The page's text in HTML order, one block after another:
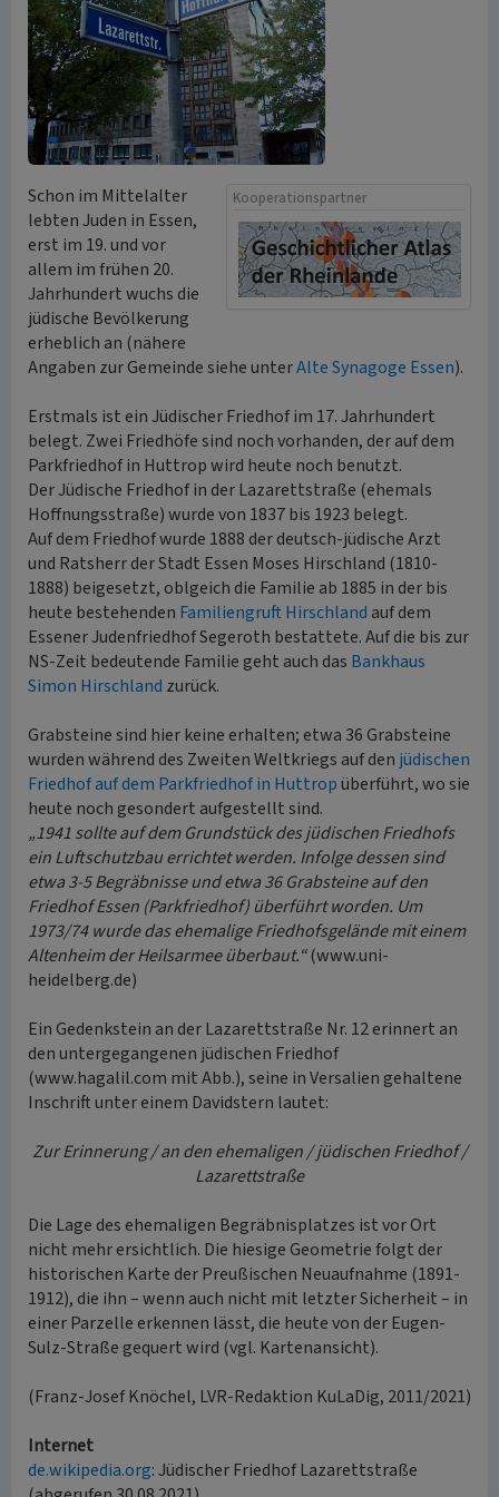
Kooperationspartner
Schon im Mittelalter
lebten Juden in Essen,
erst im 19. und vor
allem im frühen 20.
Jahrhundert wuchs die
jüdische Bevölkerung
erheblich an (nähere
Angaben zur Gemeinde siehe unterAlte Synagoge Essen).
Erstmals ist ein Jüdischer Friedhof im 17. Jahrhundert
belegt. Zwei Friedhöfe sind noch vorhanden, der auf dem
Parkfriedhof in Huttrop wird heute noch benutzt.
Der Jüdische Friedhof in der Lazarettstraße (ehemals
Hoffnungsstraße) wurde von 1837 bis 1923 belegt.
Auf dem Friedhof wurde 1888 der deutsch-jüdische Arzt
und Ratsherr der Stadt Essen Moses Hirschland (1810-
1888) beigesetzt, oblgeich die Familie ab 1885 in der bis
heute bestehenden Familiengruft Hirschland auf dem
Essener Judenfriedhof Segeroth bestattete. Auf die bis zur
NS-Zeit bedeutende Familie geht auch das Bankhaus
Simon Hirschland zurück.
Grabsteine sind hier keine erhalten; etwa 36 Grabsteine
wurden während des Zweiten Weltkriegs auf den jüdischen
Friedhof auf dem Parkfriedhof in Huttropüberführt, wo sie
heute noch gesondert aufgestellt sind.
„1941 sollte auf dem Grundstück des jüdischen Friedhofs
ein Luftschutzbau errichtet werden. Infolge dessen sind
etwa 3-5 Begräbnisse und etwa 36 Grabsteine auf den
Friedhof Essen (Parkfriedhof) überführt worden. Um
1973/74 wurde das ehemalige Friedhofsgelände mit einem
Altenheim der Heilsarmee überbaut.“(www.uni-
heidelberg.de)
Ein Gedenkstein an der Lazarettstraße Nr. 12 erinnert an
den untergegangenen jüdischen Friedhof
(www.hagalil.com mit Abb.), seine in Versalien gehaltene
Inschrift unter einem Davidstern lautet:
Zur Erinnerung / an den ehemaligen / jüdischen Friedhof /
Lazarettstraße
Die Lage des ehemaligen Begräbnisplatzes ist vor Ort
nicht mehr ersichtlich. Die hiesige Geometrie folgt der
historischen Karte der Preußischen Neuaufnahme (1891-
1912), die ihn – wenn auch nicht mit letzter Sicherheit – in
einer Parzelle erkennen lässt, die heute von der Eugen-
Sulz-Straße gequert wird (vgl. Kartenansicht).
(Franz-Josef Knöchel, LVR-Redaktion KuLaDig, 2011/2021)
Internet
de.wikipedia.org: Jüdischer Friedhof Lazarettstraße